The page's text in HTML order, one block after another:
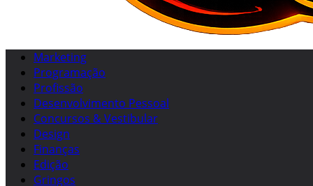
Marketing
Programação
Profissão
Desenvolvimento Pessoal
Concursos & Vestibular
Design
Finanças
Edição
Gringos